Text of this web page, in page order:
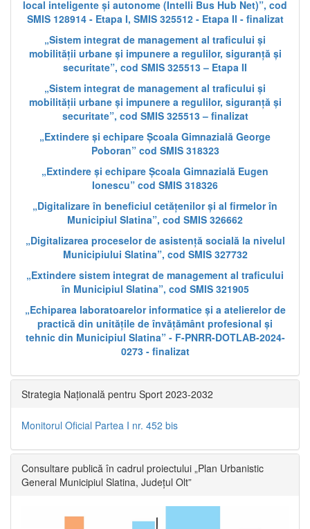
local inteligente și autonome (Intelli Bus Hub Net)”, cod
SMIS 128914 - Etapa I, SMIS 325512 - Etapa II - finalizat
„Sistem integrat de management al traficului și
mobilității urbane și impunere a regulilor, siguranță și
securitate”, cod SMIS 325513 – Etapa II
„Sistem integrat de management al traficului și
mobilității urbane și impunere a regulilor, siguranță și
securitate”, cod SMIS 325513 – finalizat
„Extindere și echipare Școala Gimnazială George
Poboran” cod SMIS 318323
„Extindere și echipare Școala Gimnazială Eugen
Ionescu” cod SMIS 318326
„Digitalizare în beneficiul cetățenilor și al firmelor în
Municipiul Slatina”, cod SMIS 326662
„Digitalizarea proceselor de asistență socială la nivelul
Municipiului Slatina”, cod SMIS 327732
„Extindere sistem integrat de management al traficului
în Municipiul Slatina”, cod SMIS 321905
„Echiparea laboratoarelor informatice și a atelierelor de
practică din unitățile de învățământ profesional și
tehnic din Municipiul Slatina” - F-PNRR-DOTLAB-2024-
0273 - finalizat
Strategia Națională pentru Sport 2023-2032
Monitorul Oficial Partea I nr. 452 bis
Consultare publică în cadrul proiectului „Plan Urbanistic
General Municipiul Slatina, Județul Olt”